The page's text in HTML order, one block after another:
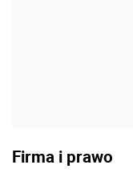
Firma i prawo